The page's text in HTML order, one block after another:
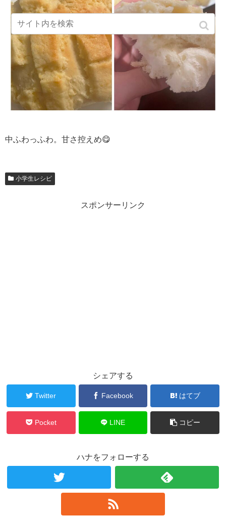
中ふわっふわ。甘さ控えめ😋
小学生レシピ
スポンサーリンク
シェアする
Twitter Facebook はてブ
Pocket LINE コピー
ハナをフォローする